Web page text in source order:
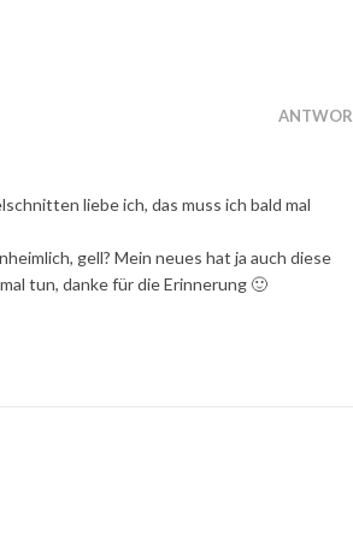
liebe ich, das muss ich bald mal
gell? Mein neues hat ja auch diese
tun, danke für die Erinnerung 🙂